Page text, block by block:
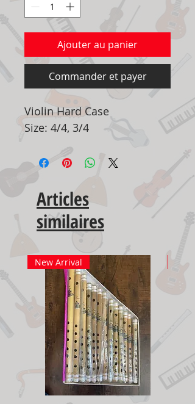
Ajouter au panier
Commander et payer
Violin Hard Case
Size: 4/4, 3/4
Articles
similaires
New Arrival